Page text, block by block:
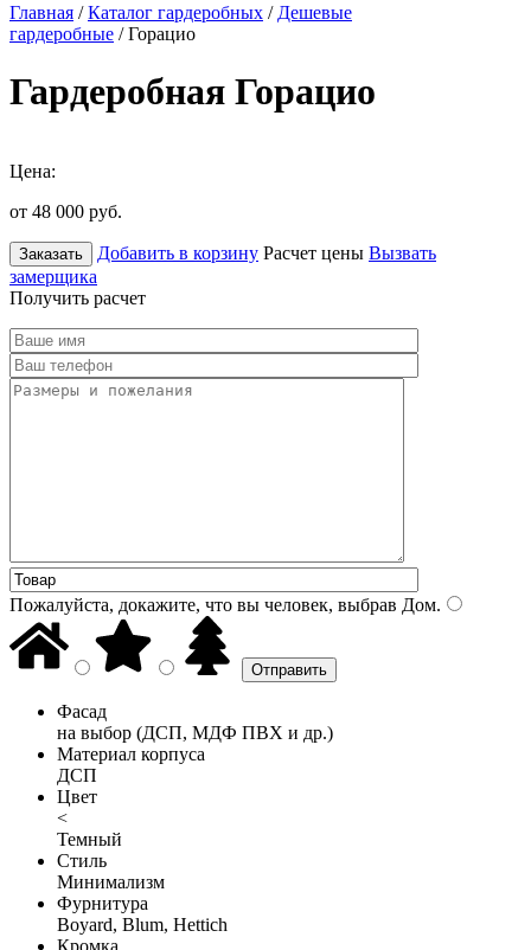
Главная /Каталог гардеробных / Дешевые
гардеробные / Горацио
Гардеробная Горацио
Цена:
от 48 000 руб.
Заказать Добавить в корзину Расчет цены Вызвать
замерщика
Получить расчет
Пожалуйста, докажите, что вы человек, выбрав Дом.
Фасад
на выбор (ДСП, МДФ ПВХ и др.)
Материал корпуса
ДСП
Цвет
<
Темный
Стиль
Минимализм
Фурнитура
Boyard, Blum, Hettich
Кромка